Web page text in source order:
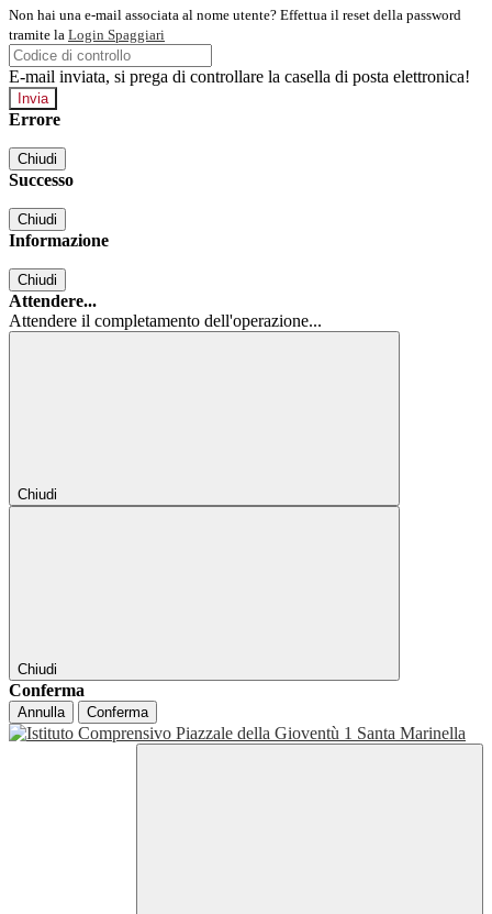
Non hai una e-mail associata al nome utente? Effettua il reset della password
tramite la Login Spaggiari
E-mail inviata, si prega di controllare la casella di posta elettronica!
Errore
Chiudi
Successo
Chiudi
Informazione
Chiudi
Attendere...
Attendere il completamento dell'operazione...
Chiudi
Chiudi
Conferma
Annulla Conferma